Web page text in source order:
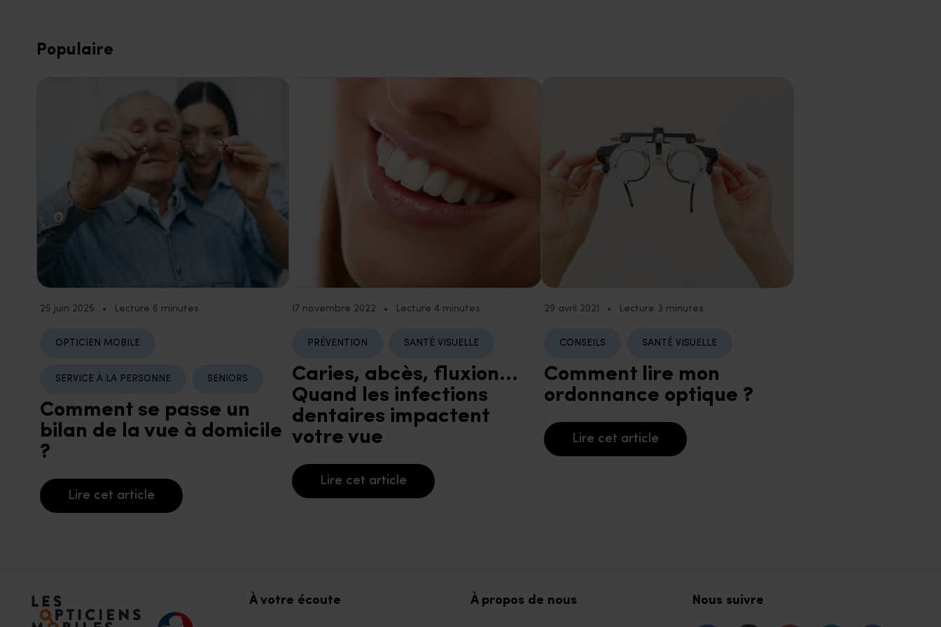
Populaire
25 juin 2025 • Lecture 6 minutes
OPTICIEN MOBILE
SERVICE À LA PERSONNE SENIORS
Comment se passe un
bilan de la vue à domicile
?
Lire cet article
17 novembre 2022 • Lecture 4 minutes
PRÉVENTION SANTÉ VISUELLE
Caries, abcès, fluxion…
Quand les infections
dentaires impactent
votre vue
Lire cet article
29 avril 2021 • Lecture 3 minutes
CONSEILS SANTÉ VISUELLE
Comment lire mon
ordonnance optique ?
Lire cet article
Accéder à notre page d'accueil À votre écoute À propos de nous Nous suivre